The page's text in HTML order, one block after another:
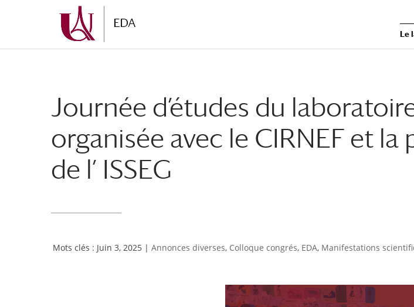
principal
navigation
Le
Journée d’études du
organisée avec le CIRNEF et
de l’ ISSEG
Juin 3, 2025 | Annonces diverses, Colloque congrés, EDA, Manifestations